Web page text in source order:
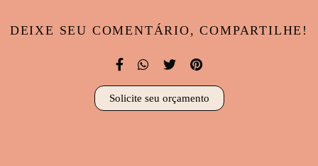
DEIXE SEU COMENTÁRIO, COMPARTILHE!
Solicite seu orçamento